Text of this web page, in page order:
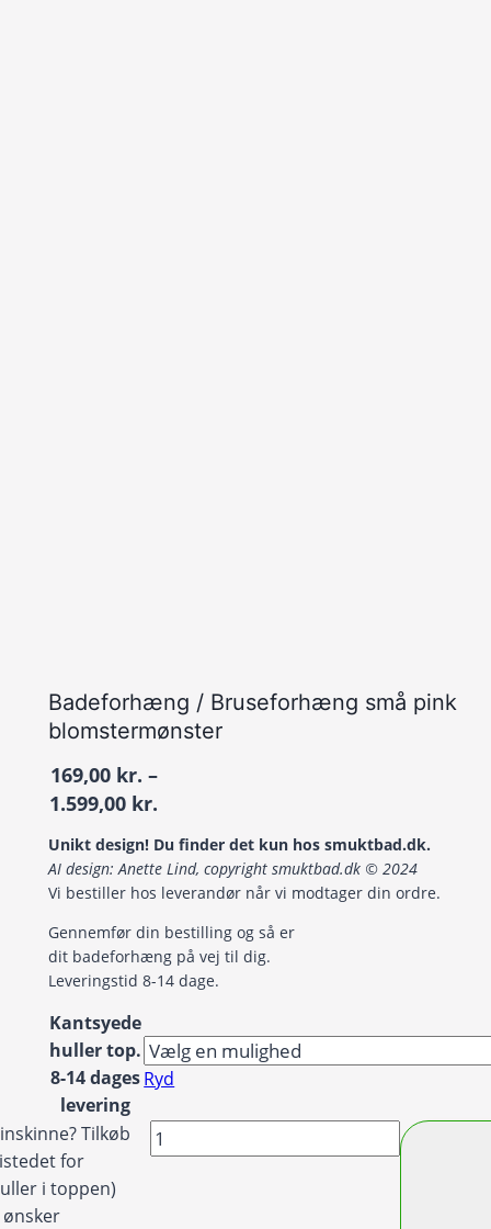
Badeforhæng / Bruseforhæng små pink
blomstermønster
169,00 kr. –
1.599,00 kr.
til
1.599,00 kr.
Unikt design! Du finder det kun hos smuktbad.dk.
AI design: Anette Lind, copyright smuktbad.dk © 2024
Vi bestiller hos leverandør når vi modtager din ordre.
Gennemfør din bestilling og så er
dit badeforhæng på vej til dig.
Leveringstid 8-14 dage.
Kantsyede
huller top.
8-14 dages
levering
Ryd
Tilkøb
for
i toppen)
ønsker
Badeforhæng
/